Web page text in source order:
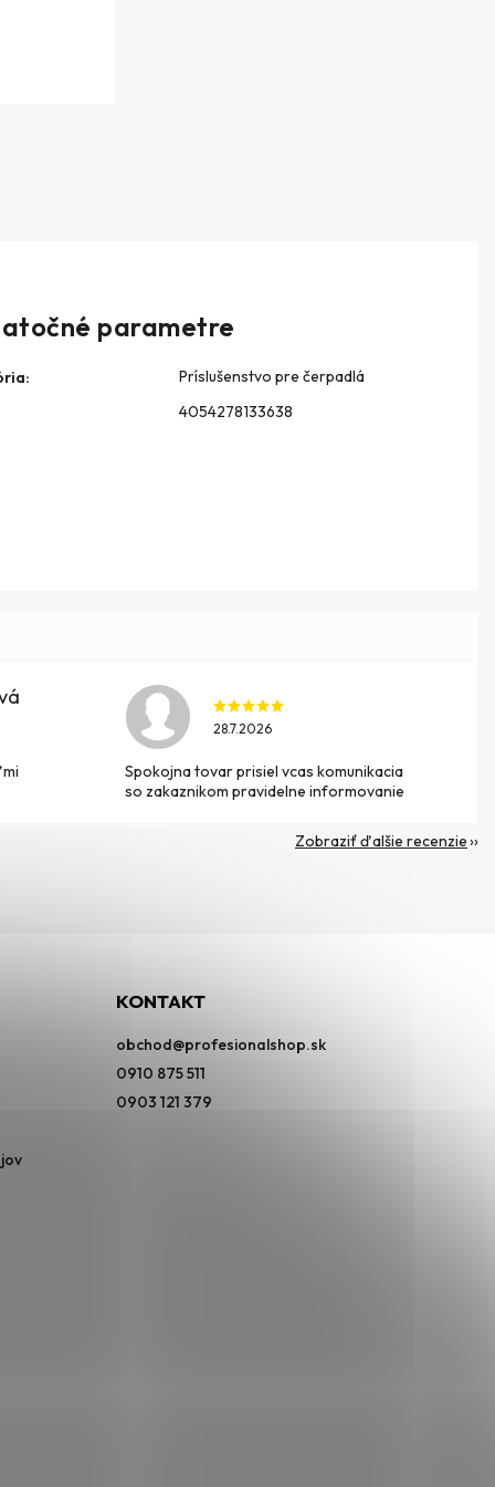
parametre
:
Príslušenstvo pre čerpadlá
4054278133638
28.7.2026
Spokojna tovar prisiel vcas komunikacia
so zakaznikom pravidelne informovanie
Zobraziť ďalšie recenzie
KONTAKT
obchod@profesionalshop.sk
0910 875 511
0903 121 379